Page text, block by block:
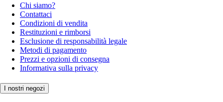
Chi siamo?
Contattaci
Condizioni di vendita
Restituzioni e rimborsi
Esclusione di responsabilità legale
Metodi di pagamento
Prezzi e opzioni di consegna
Informativa sulla privacy
I nostri negozi